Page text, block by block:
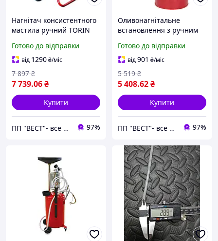
Нагнітач консистентного
мастила ручний TORIN
Готово до відправки
від 1290₴/міс
7 739.06₴
7 897 ₴
Купити
ПП "ВЕСТ"- все для зварки, спецодяг та взуття, пожежна безпека, покрівельні матеріали. 97%
Оливонагнітальне
встановлення з ручним
Готово до відправки
від901 ₴/міс
5 408.62₴
5 519 ₴
Купити
ПП "ВЕСТ"- все для зварки, спецодяг та взуття, пожежна безпека, покрівельні матеріали. 97%